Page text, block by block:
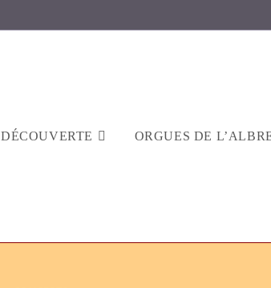
DÉCOUVERTE ORGUES DE